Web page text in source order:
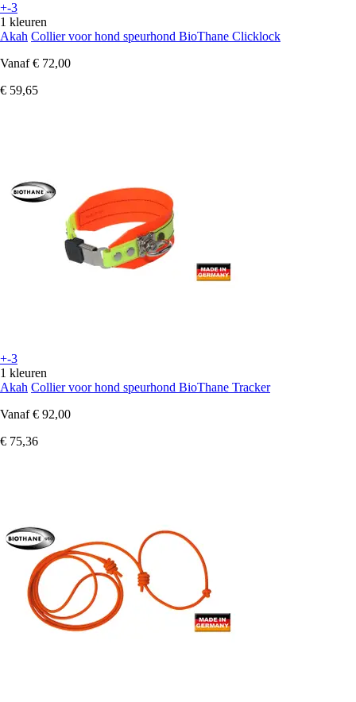
+-3
1 kleuren
Akah Collier voor hond speurhond BioThane Clicklock
Vanaf € 72,00
€ 59,65
+-3
1 kleuren
Akah Collier voor hond speurhond BioThane Tracker
Vanaf € 92,00
€ 75,36